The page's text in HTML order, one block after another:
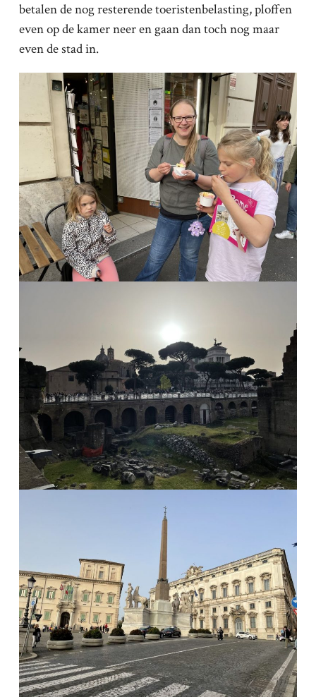
betalen de nog resterende toeristenbelasting, ploffen
even op de kamer neer en gaan dan toch nog maar
even de stad in.